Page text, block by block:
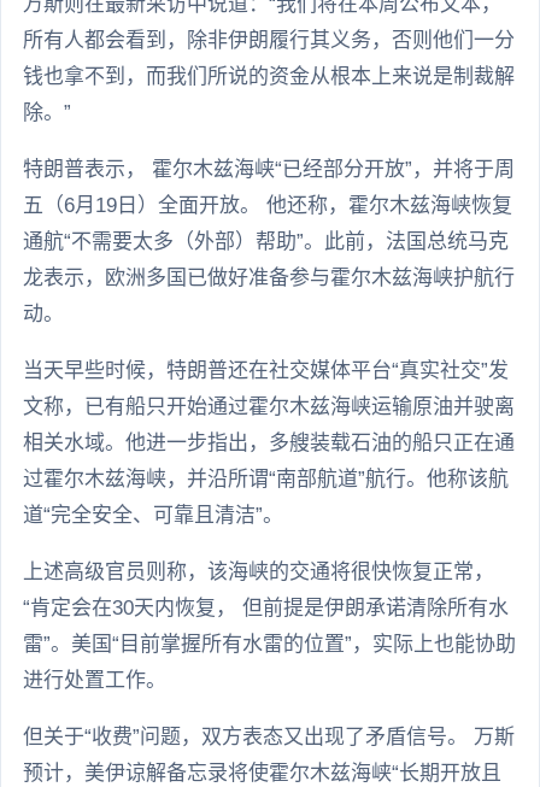
所有人都会看到，除非伊朗履行其义务，否则他们一分
钱也拿不到，而我们所说的资金从根本上来说是制裁解
除。”
特朗普表示， 霍尔木兹海峡“已经部分开放”，并将于周
五（6月19日）全面开放。 他还称，霍尔木兹海峡恢复
通航“不需要太多（外部）帮助”。此前，法国总统马克
龙表示，欧洲多国已做好准备参与霍尔木兹海峡护航行
动。
当天早些时候，特朗普还在社交媒体平台“真实社交”发
文称，已有船只开始通过霍尔木兹海峡运输原油并驶离
相关水域。他进一步指出，多艘装载石油的船只正在通
过霍尔木兹海峡，并沿所谓“南部航道”航行。他称该航
道“完全安全、可靠且清洁”。
上述高级官员则称，该海峡的交通将很快恢复正常，
“肯定会在30天内恢复， 但前提是伊朗承诺清除所有水
雷”。美国“目前掌握所有水雷的位置”，实际上也能协助
进行处置工作。
但关于“收费”问题，双方表态又出现了矛盾信号。 万斯
预计，美伊谅解备忘录将使霍尔木兹海峡“长期开放且